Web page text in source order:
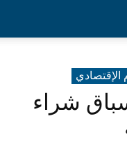
الإقتصادي
شراء